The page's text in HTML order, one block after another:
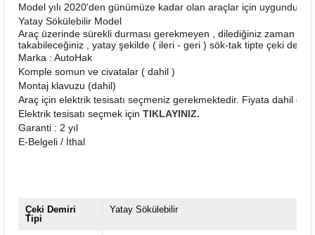
Model yılı 2020'den günümüze kadar olan araçlar için uygundur
Yatay Sökülebilir Model
Araç üzerinde sürekli durması gerekmeyen , dilediğiniz zaman
takabileceğiniz , yatay şekilde ( ileri - geri ) sök-tak tipte çeki
Marka : AutoHak
Komple somun ve civatalar ( dahil )
Montaj klavuzu (dahil)
Araç için elektrik tesisatı seçmeniz gerekmektedir. Fiyata dahil
Elektrik tesisatı seçmek için TIKLAYINIZ.
Garanti : 2 yıl
E-Belgeli / İthal
Çeki Demiri
Tipi
Yatay Sökülebilir